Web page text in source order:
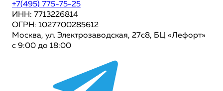
+7(495) 775-75-25
ИНН: 7713226814
ОГРН: 1027700285612
Москва, ул. Электрозаводская, 27с8, БЦ «Лефорт»
с 9:00 до 18:00